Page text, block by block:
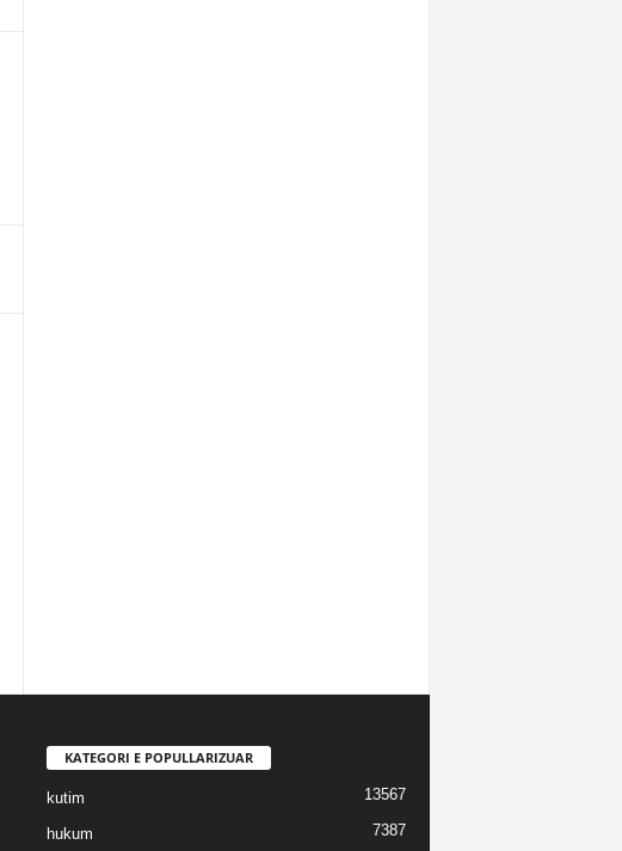
KATEGORI E POPULLARIZUAR
kutim 13567
hukum 7387